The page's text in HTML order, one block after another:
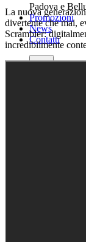
Padova e
Promozioni
News
Contatti
La nuova
divertente che mai,
Scrambler:
incredibilmente